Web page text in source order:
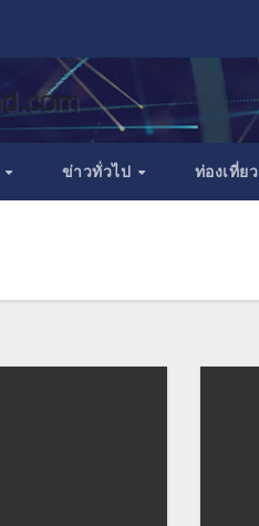
ข่าวทั่วไป ท่องเที่ยว